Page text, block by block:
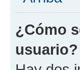
¿Cómo
usuario?